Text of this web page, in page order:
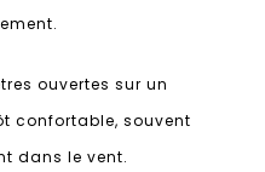
ouvertes sur un
confortable, souvent
dans le vent.